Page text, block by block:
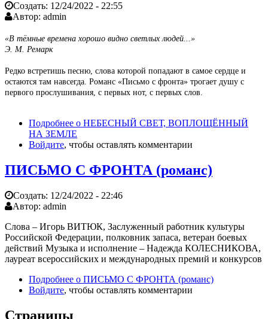
Создать: 12/24/2022 - 22:55
Автор: admin
«В тёмные времена хорошо видно светлых людей...»
Э. М. Ремарк
Редко встретишь песню, слова которой попадают в самое сердце и
остаются там навсегда. Романс «Письмо с фронта» трогает душу с
первого прослушивания, с первых нот, с первых слов.
Подробнее о НЕБЕСНЫЙ СВЕТ, ВОПЛОЩЁННЫЙ
НА ЗЕМЛЕ
Войдите, чтобы оставлять комментарии
ПИСЬМО С ФРОНТА (романс)
Создать: 12/24/2022 - 22:46
Автор: admin
Слова – Игорь ВИТЮК, Заслуженный работник культуры
Российской Федерации, полковник запаса, ветеран боевых
действий Музыка и исполнение – Надежда КОЛЕСНИКОВА,
лауреат всероссийских и международных премий и конкурсов
Подробнее о ПИСЬМО С ФРОНТА (романс)
Войдите, чтобы оставлять комментарии
Страницы